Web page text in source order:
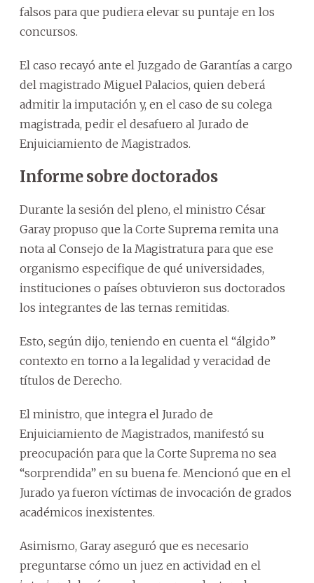
falsos para que pudiera elevar su puntaje en los
concursos.
El caso recayó ante el Juzgado de Garantías a cargo
del magistrado Miguel Palacios, quien deberá
admitir la imputación y, en el caso de su colega
magistrada, pedir el desafuero al Jurado de
Enjuiciamiento de Magistrados.
Informe sobre doctorados
Durante la sesión del pleno, el ministro César
Garay propuso que la Corte Suprema remita una
nota al Consejo de la Magistratura para que ese
organismo especifique de qué universidades,
instituciones o países obtuvieron sus doctorados
los integrantes de las ternas remitidas.
Esto, según dijo, teniendo en cuenta el “álgido”
contexto en torno a la legalidad y veracidad de
títulos de Derecho.
El ministro, que integra el Jurado de
Enjuiciamiento de Magistrados, manifestó su
preocupación para que la Corte Suprema no sea
“sorprendida” en su buena fe. Mencionó que en el
Jurado ya fueron víctimas de invocación de grados
académicos inexistentes.
Asimismo, Garay aseguró que es necesario
preguntarse cómo un juez en actividad en el